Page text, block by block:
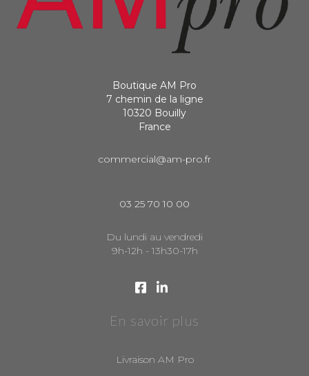
Boutique AM Pro
7 chemin de la ligne
10320 Bouilly
France
commercial@am-pro.fr
03 25 70 10 00
Du lundi au vendredi
9h-12h - 13h30-17h
En savoir plus
Livraison AM Pro